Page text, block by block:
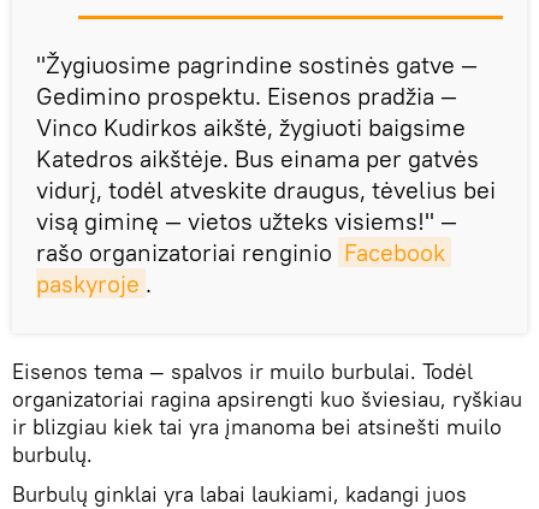
"Žygiuosime pagrindine sostinės gatve —
Gedimino prospektu. Eisenos pradžia —
Vinco Kudirkos aikštė, žygiuoti baigsime
Katedros aikštėje. Bus einama per gatvės
vidurį, todėl atveskite draugus, tėvelius bei
visą giminę — vietos užteks visiems!" —
rašo organizatoriai renginio Facebook
paskyroje .
Eisenos tema — spalvos ir muilo burbulai. Todėl
organizatoriai ragina apsirengti kuo šviesiau, ryškiau
ir blizgiau kiek tai yra įmanoma bei atsinešti muilo
burbulų.
Burbulų ginklai yra labai laukiami, kadangi juos